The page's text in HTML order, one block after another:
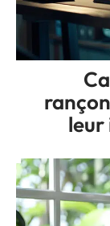
leur